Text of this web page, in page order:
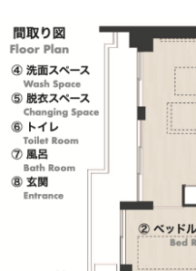
市場に出回っているリ
いうのはファミリーを
ることが多いと思いま
しを楽しむことをとこ
元は3LDKだったところ
+リビングを思いっき
生活を豊かに過ごせる